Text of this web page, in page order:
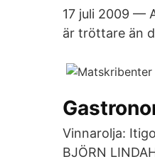
17 juli 2009 —
är tröttare än
Vinnarolja:
BJÖRN